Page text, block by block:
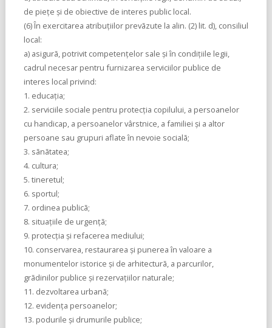
de pieţe şi de obiective de interes public local.
(6) În exercitarea atribuţiilor prevãzute la alin. (2) lit. d), consiliul
local:
a) asigurã, potrivit competenţelor sale şi în condiţiile legii,
cadrul necesar pentru furnizarea serviciilor publice de
interes local privind:
1. educaţia;
2. serviciile sociale pentru protecţia copilului, a persoanelor
cu handicap, a persoanelor vârstnice, a familiei şi a altor
persoane sau grupuri aflate în nevoie socialã;
3. sãnãtatea;
4. cultura;
5. tineretul;
6. sportul;
7. ordinea publicã;
8. situaţiile de urgenţã;
9. protecţia şi refacerea mediului;
10. conservarea, restaurarea şi punerea în valoare a
monumentelor istorice şi de arhitecturã, a parcurilor,
grãdinilor publice şi rezervaţiilor naturale;
11. dezvoltarea urbanã;
12. evidenţa persoanelor;
13. podurile şi drumurile publice;